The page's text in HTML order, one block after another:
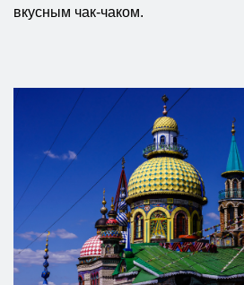
вкусным чак-чаком.